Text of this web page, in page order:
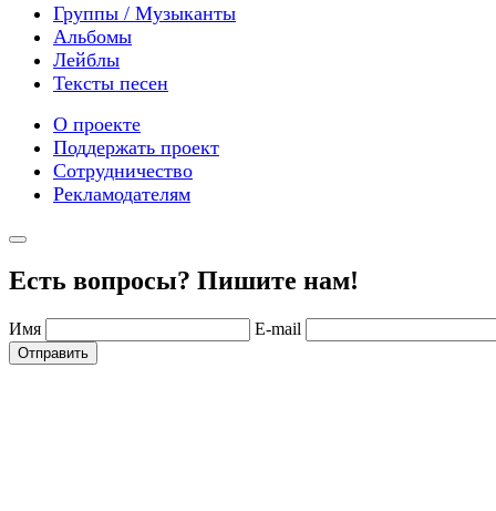
Группы / Музыканты
Альбомы
Лейблы
Тексты песен
О проекте
Поддержать проект
Сотрудничество
Рекламодателям
Есть вопросы? Пишите нам!
Имя E-mail